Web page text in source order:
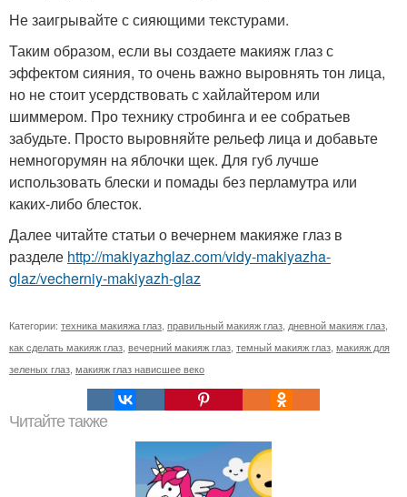
Не заигрывайте с сияющими текстурами.
Таким образом, если вы создаете макияж глаз с
эффектом сияния, то очень важно выровнять тон лица,
но не стоит усердствовать с хайлайтером или
шиммером. Про технику стробинга и ее собратьев
забудьте. Просто выровняйте рельеф лица и добавьте
немногорумян на яблочки щек. Для губ лучше
использовать блески и помады без перламутра или
каких-либо блесток.
Далее читайте статьи о вечернем макияже глаз в
разделе http://makiyazhglaz.com/vidy-makiyazha-
glaz/vecherniy-makiyazh-glaz
Категории: техника макияжа глаз правильный макияж глаз дневной макияж глаз
как сделать макияж глаз вечерний макияж глаз темный макияж глаз макияж для
зеленых глаз макияж глаз нависшее веко
Читайте также